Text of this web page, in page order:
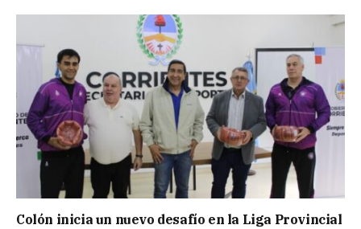
Colón inicia un nuevo desafío en la Liga Provincial